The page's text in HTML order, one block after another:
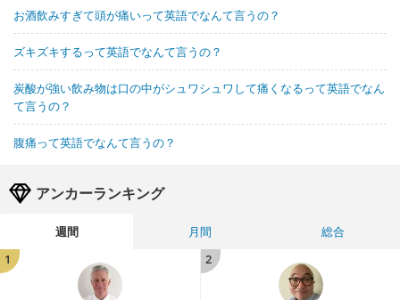
お酒飲みすぎて頭が痛いって英語でなんて言うの？
ズキズキするって英語でなんて言うの？
炭酸が強い飲み物は口の中がシュワシュワして痛くなるって英語でなん
て言うの？
腹痛って英語でなんて言うの？
アンカーランキング
週間 月間
総合
1
2